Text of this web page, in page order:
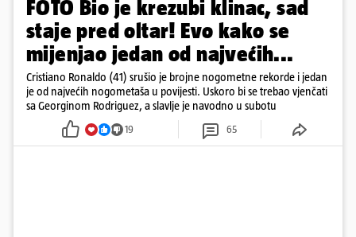
FOTO Bio je krezubi klinac, sad
staje pred oltar! Evo kako se
mijenjao jedan od najvećih...
Cristiano Ronaldo (41) srušio je brojne nogometne rekorde i jedan
je od najvećih nogometaša u povijesti. Uskoro bi se trebao vjenčati
sa Georginom Rodriguez, a slavlje je navodno u subotu
19 65